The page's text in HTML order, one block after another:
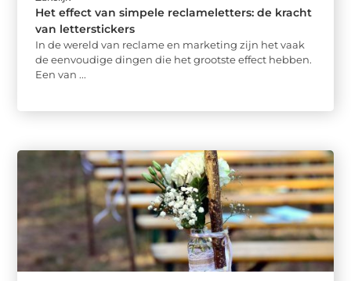
Het effect van simpele reclameletters: de kracht
van letterstickers
In de wereld van reclame en marketing zijn het vaak
de eenvoudige dingen die het grootste effect hebben.
Een van ...